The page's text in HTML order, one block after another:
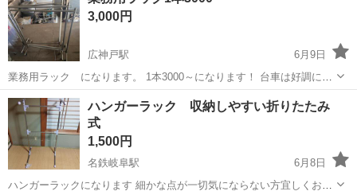
になります
3,000円
広神戸駅
6月9日
業務用ラック になります。 1本3000～になります！ 台車は好調に動
きます
岐阜 揖斐郡 広神戸駅 洗濯用品 業務用
ハンガーラック 収納しやすい折りたたみ
式
1,500円
名鉄岐阜駅
6月8日
ハンガーラックになります 細かな点が一切気にならない方宜しくお願